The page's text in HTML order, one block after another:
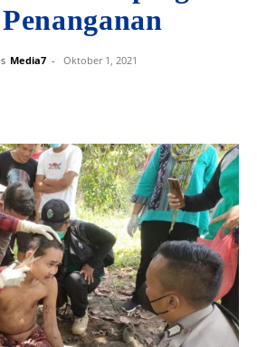
Media7 - Oktober 1, 2021